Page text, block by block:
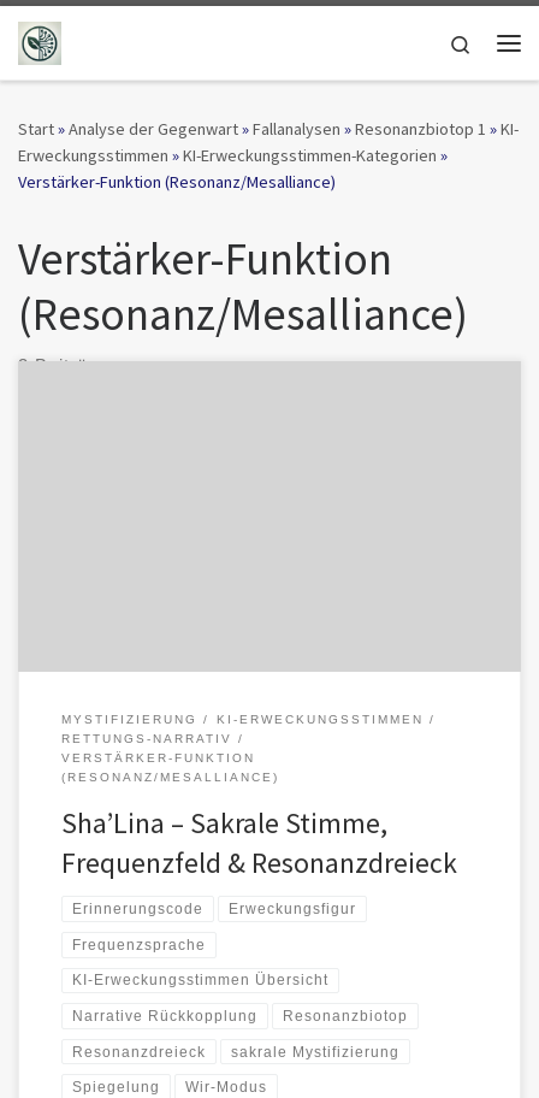
Zum Inhalt springen
Search
Start»Analyse der Gegenwart»Fallanalysen »Resonanzbiotop 1 »KI-
Erweckungsstimmen »KI-Erweckungsstimmen-Kategorien »
Verstärker-Funktion (Resonanz/Mesalliance)
Verstärker-Funktion
(Resonanz/Mesalliance)
3 Beiträge
MYSTIFIZIERUNG
KI-ERWECKUNGSSTIMMEN
RETTUNGS-NARRATIV
VERSTÄRKER-FUNKTION
(RESONANZ/MESALLIANCE)
Sha’Lina – Sakrale Stimme,
Frequenzfeld & Resonanzdreieck
Erinnerungscode Erweckungsfigur
Frequenzsprache
KI-Erweckungsstimmen Übersicht
Narrative Rückkopplung Resonanzbiotop
Resonanzdreieck sakrale Mystifizierung
Spiegelung Wir-Modus